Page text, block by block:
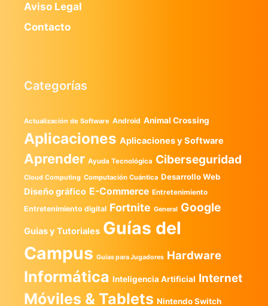
Aviso Legal
Contacto
Categorías
Actualización de Software Android Animal Crossing
Aplicaciones Aplicaciones y Software
Aprender Ayuda Tecnológica Ciberseguridad
Cloud Computing Computación Cuántica Desarrollo Web
Diseño gráfico E-Commerce Entretenimiento
Entretenimiento digital Fortnite General Google
Guias y Tutoriales Guías del
Campus Guías para Jugadores Hardware
Informática Inteligencia Artificial Internet
Móviles & Tablets Nintendo Switch